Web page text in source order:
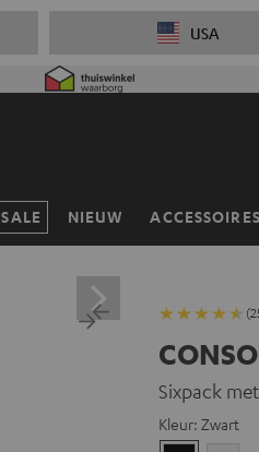
USA
SALE NIEUW ACCESSOIRES
Sixpack
Kleur: Zwart